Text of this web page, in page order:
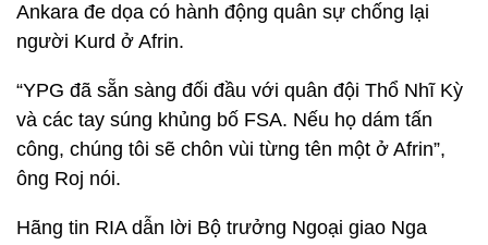
Ankara đe dọa có hành động quân sự chống lại
người Kurd ở Afrin.
“YPG đã sẵn sàng đối đầu với quân đội Thổ Nhĩ Kỳ
và các tay súng khủng bố FSA. Nếu họ dám tấn
công, chúng tôi sẽ chôn vùi từng tên một ở Afrin”,
ông Roj nói.
Hãng tin RIA dẫn lời Bộ trưởng Ngoại giao Nga